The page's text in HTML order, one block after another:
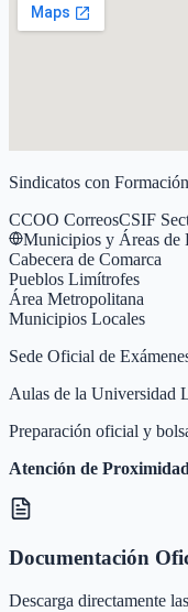
Sindicatos con
CCOO CorreosCSIF
Municipios y Áreas de
Cabecera de Comarca
Pueblos Limítrofes
Área Metropolitana
Municipios Locales
Sede Oficial de
Aulas de la Universidad
Preparación oficial y
Atención de
Documentación
Descarga directamente